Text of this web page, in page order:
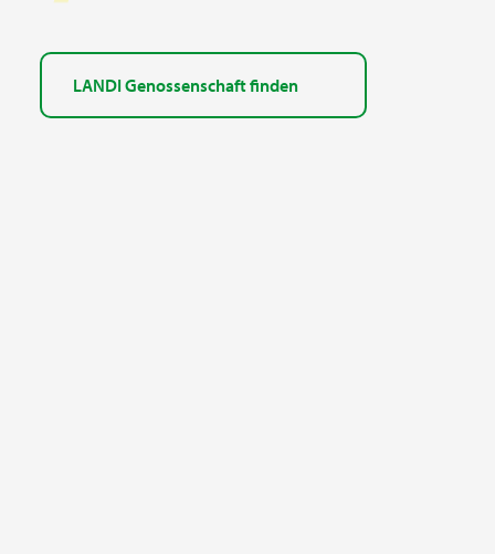
LANDI Genossenschaft finden